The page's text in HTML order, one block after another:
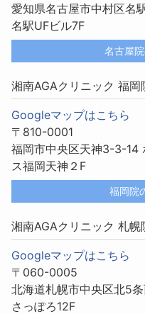
愛知県名古屋市中村区名
名駅UFビル7F
名古屋
湘南AGAクリニック 福岡
Googleマップはこちら
〒810-0001
福岡市中央区天神3-3-14
ス福岡天神２F
福岡院
湘南AGAクリニック 札幌
Googleマップはこちら
〒060-0005
北海道札幌市中央区北5
さっぽろ12F